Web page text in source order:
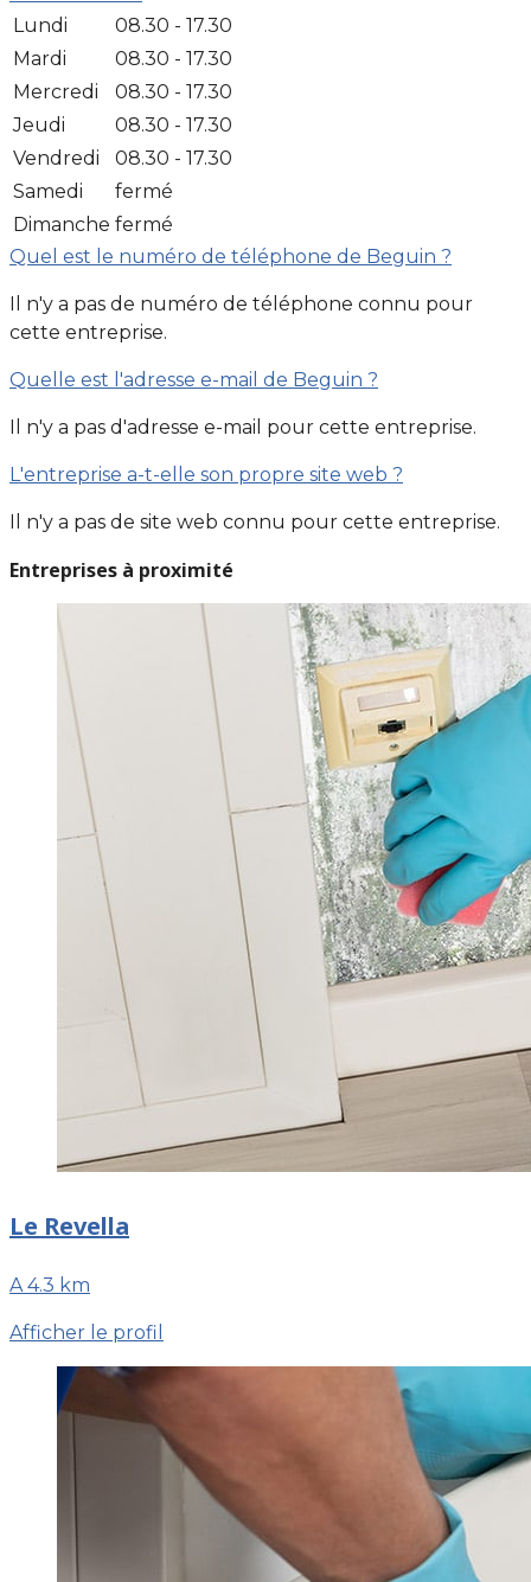
Lundi
08.30 - 17.30
Mardi
08.30 - 17.30
Mercredi
08.30 - 17.30
Jeudi
08.30 - 17.30
Vendredi
08.30 - 17.30
Samedi
fermé
Dimanche fermé
Quel est le numéro de téléphone de Beguin ?
Il n'y a pas de numéro de téléphone connu pour
cette entreprise.
Quelle est l'adresse e-mail de Beguin ?
Il n'y a pas d'adresse e-mail pour cette entreprise.
L'entreprise a-t-elle son propre site web ?
Il n'y a pas de site web connu pour cette entreprise.
Entreprises à proximité
Le Revella
A 4.3 km
Afficher le profil